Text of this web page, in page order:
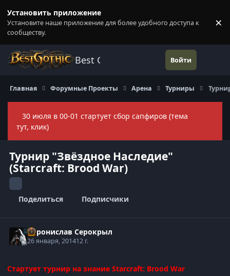
Установить приложение
Установите наше приложение для более удобного доступа к
сообществу.
×
Best Gothic Forums Войти
Главная Форумные Проекты Арена Турниры
30 июля в 00-01 стартует сбор сапфиров (тема
тут, клик)
Турнир "Звёздное Наследие"
(Starcraft: Brood War)
Поделиться Подписчики
Воронислав Серокрыл
26 января, 201412 г.
Стартует турнир на знание Starcraft: Brood War